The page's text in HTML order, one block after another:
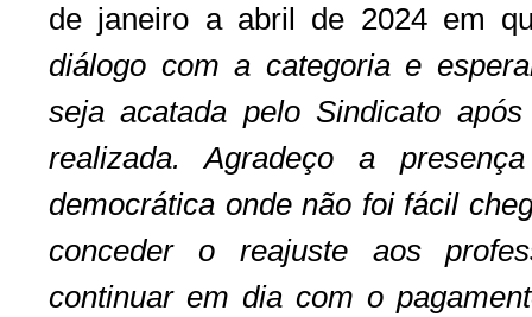
de janeiro a abril de 2024 em
diálogo com a categoria e
seja acatada pelo Sindicato
realizada. Agradeço a
democrática onde não foi fácil
conceder o reajuste aos
continuar em dia com o